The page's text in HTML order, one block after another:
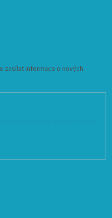
zasílat informace o nových